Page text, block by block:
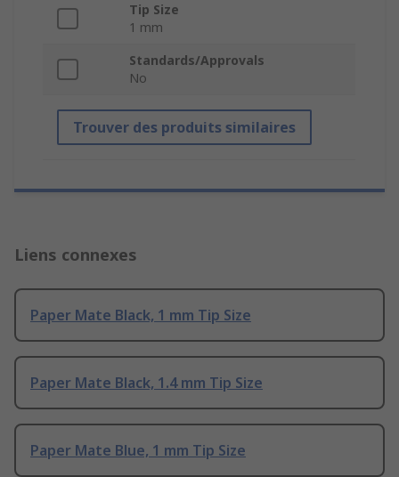
Tip Size
1 mm
Standards/Approvals
No
Trouver des produits similaires
Liens connexes
Paper Mate Black, 1 mm Tip Size
Paper Mate Black, 1.4 mm Tip Size
Paper Mate Blue, 1 mm Tip Size